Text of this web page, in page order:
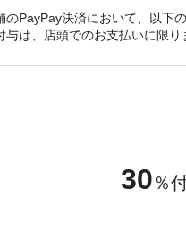
PayPay決済において、以下
は、店頭でのお支払いに限り
30 ％